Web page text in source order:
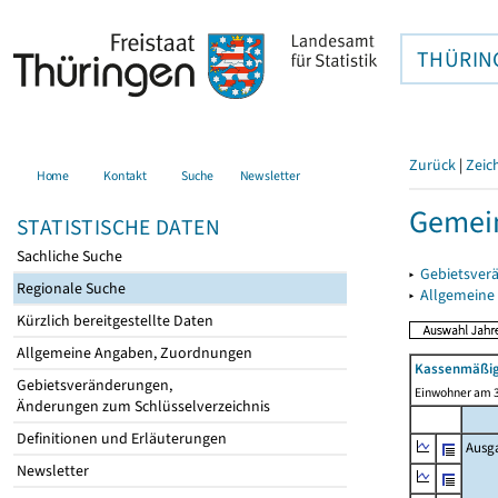
Home Kontakt Suche Newsletter
STATISTISCHE DATEN
Sachliche Suche
Regionale Suche
Kürzlich bereitgestellte Daten
Allgemeine Angaben, Zuordnungen
Gebietsveränderungen,
Änderungen zum Schlüsselverzeichnis
Definitionen und Erläuterungen
Newsletter
Zurück |
▸
▸
Einwohner am